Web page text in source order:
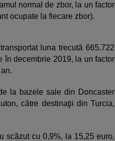
normal de zbor, la un factor
ocupate la fiecare zbor).
luna trecută 665.722
în decembrie 2019, la un factor
la bazele sale din Doncaster
către destinaţii din Turcia,
scăzut cu 0,9%, la 15,25 euro,